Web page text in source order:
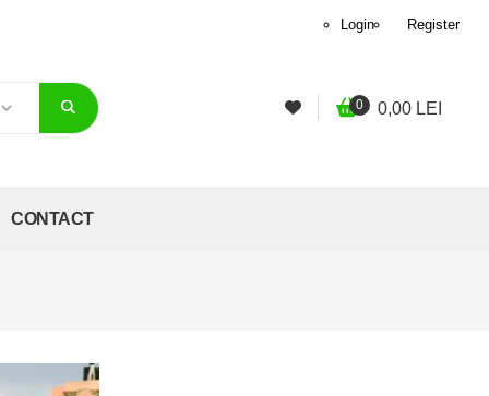
Login Register
0 0,00 LEI
CONTACT